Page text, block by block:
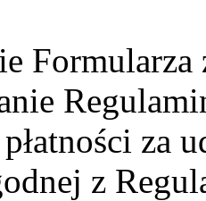
Formularza
za
z